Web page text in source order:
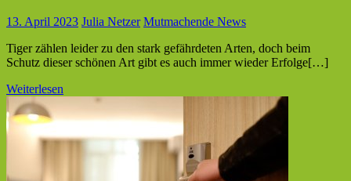
13. April 2023 Julia Netzer Mutmachende News
Tiger zählen leider zu den stark gefährdeten Arten, doch beim
Schutz dieser schönen Art gibt es auch immer wieder Erfolge[…]
Weiterlesen